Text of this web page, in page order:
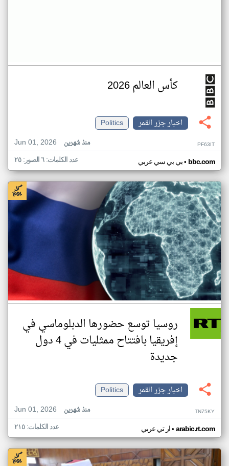
كأس العالم 2026
اخبار جزر القمر
Politics
Jun 01, 2026
منذ شهرين PF63IT
بي بي سي عربي• bbc.com عدد الكلمات: ٦ الصور: ٢٥
روسيا توسع حضورها الدبلوماسي في
إفريقيا بافتتاح ممثليات في 4 دول
جديدة
اخبار جزر القمر
Politics
Jun 01, 2026
منذ شهرين TN75KY
ار تي عربي• arabic.rt.com عدد الكلمات: ٢١٥